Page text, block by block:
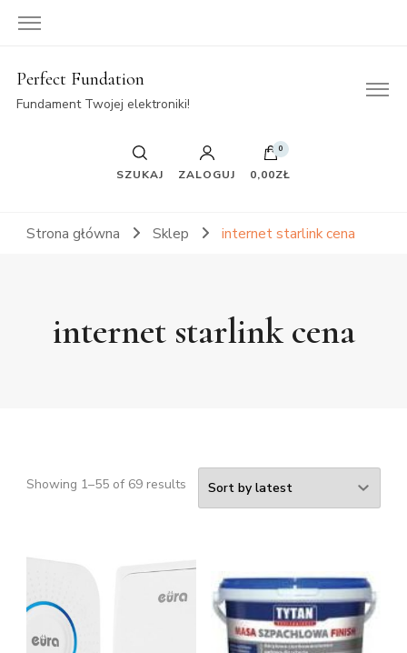
Perfect Fundation
Fundament Twojej elektroniki!
SZUKAJ ZALOGUJ
0
0,00ZŁ
Strona główna Sklep internet starlink cena
internet starlink cena
Showing 1–55 of 69 results